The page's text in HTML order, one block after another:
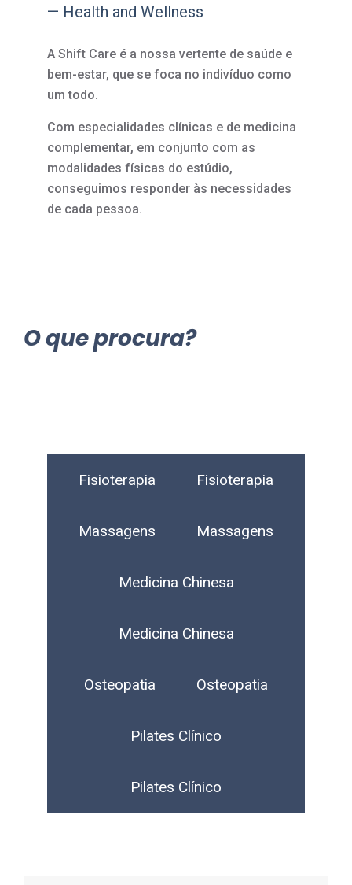
— Health and Wellness
A Shift Care é a nossa vertente de saúde e
bem-estar, que se foca no indivíduo como
um todo.
Com especialidades clínicas e de medicina
complementar, em conjunto com as
modalidades físicas do estúdio,
conseguimos responder às necessidades
de cada pessoa.
O que procura?
Fisioterapia Fisioterapia
Massagens Massagens
Medicina Chinesa
Medicina Chinesa
Osteopatia Osteopatia
Pilates Clínico
Pilates Clínico